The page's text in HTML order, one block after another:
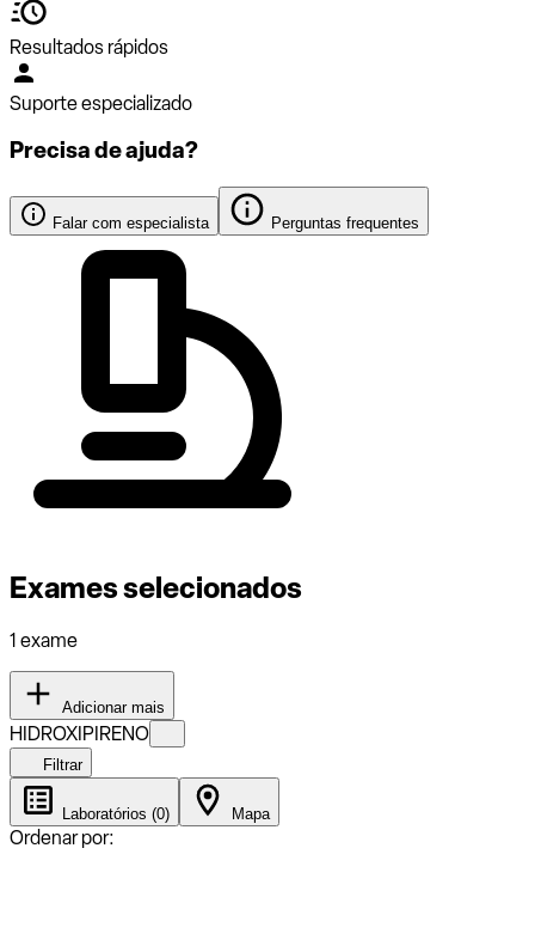
Resultados rápidos
Suporte especializado
Precisa de ajuda?
Falar com especialista Perguntas frequentes
Exames selecionados
1 exame
Adicionar mais
HIDROXIPIRENO
Filtrar
Laboratórios (0) Mapa
Ordenar por: